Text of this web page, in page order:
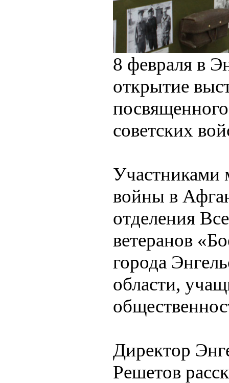
8 февраля в
открытие
советских
Участниками
войны в
отделения
ветеранов
города
области,
Директор
Решетов